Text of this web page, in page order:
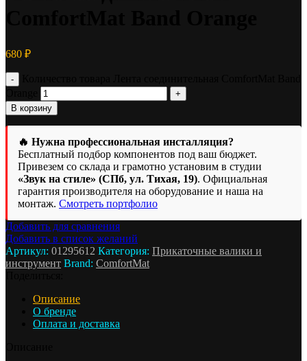
680 ₽
В корзину
🔥 Нужна профессиональная инсталляция?
Бесплатный подбор компонентов под ваш бюджет.
Привезем со склада и грамотно установим в студии
«Звук на стиле» (СПб, ул. Тихая, 19). Официальная
гарантия производителя на оборудование и наша на
монтаж. Смотреть портфолио
Добавить для сравнения
Добавить в список желаний
Артикул: 01295612 Категория: Прикаточные валики и
инструмент Brand: ComfortMat
Описание
О бренде
Оплата и доставка